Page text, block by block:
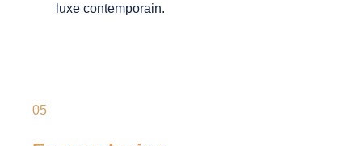
luxe contemporain.
05